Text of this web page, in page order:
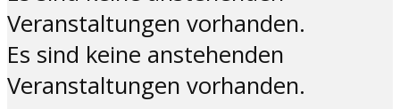
Veranstaltungen vorhanden.
Es sind keine anstehenden
Veranstaltungen vorhanden.